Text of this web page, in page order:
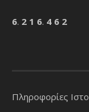
6. 2 1 6. 4 6 2
Πληροφορίες